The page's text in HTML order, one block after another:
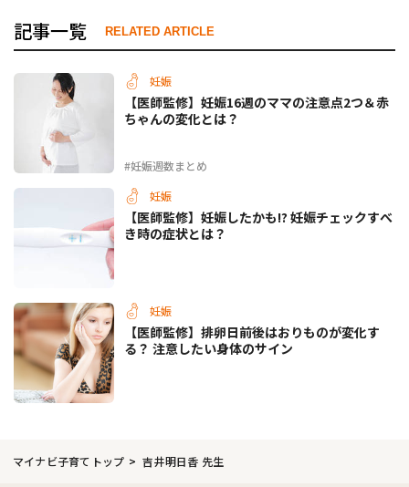
記事一覧 RELATED ARTICLE
妊娠
#妊娠週数まとめ
【医師監修】妊娠16週のママの注意点2つ＆赤
ちゃんの変化とは？
妊娠
【医師監修】妊娠したかも!? 妊娠チェックすべ
き時の症状とは？
妊娠
【医師監修】排卵日前後はおりものが変化す
る？ 注意したい身体のサイン
マイナビ子育てトップ 吉井明日香 先生